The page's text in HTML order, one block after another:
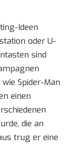
Ideen
oder U-
sind
Spider-Man
einen
die an
trug er eine